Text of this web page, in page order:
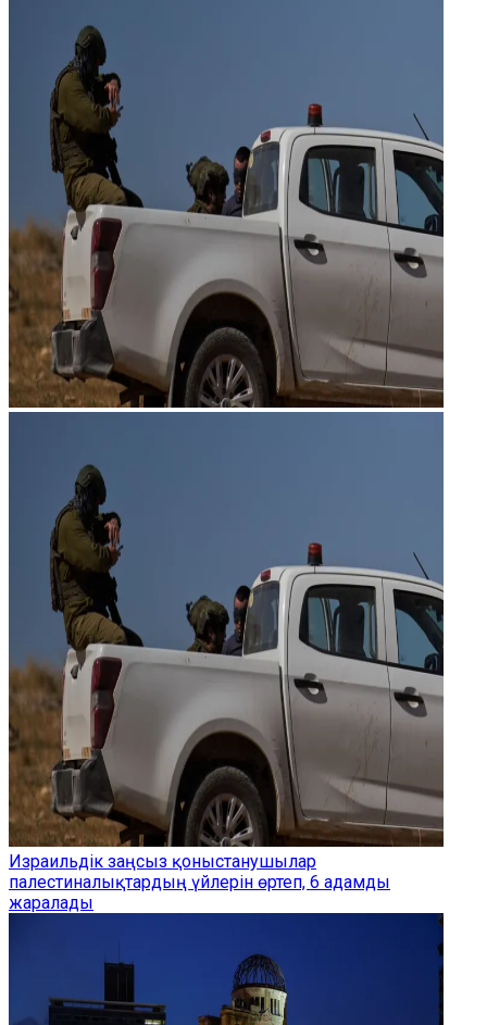
Израильдік заңсыз қоныстанушылар
палестиналықтардың үйлерін өртеп, 6 адамды
жаралады